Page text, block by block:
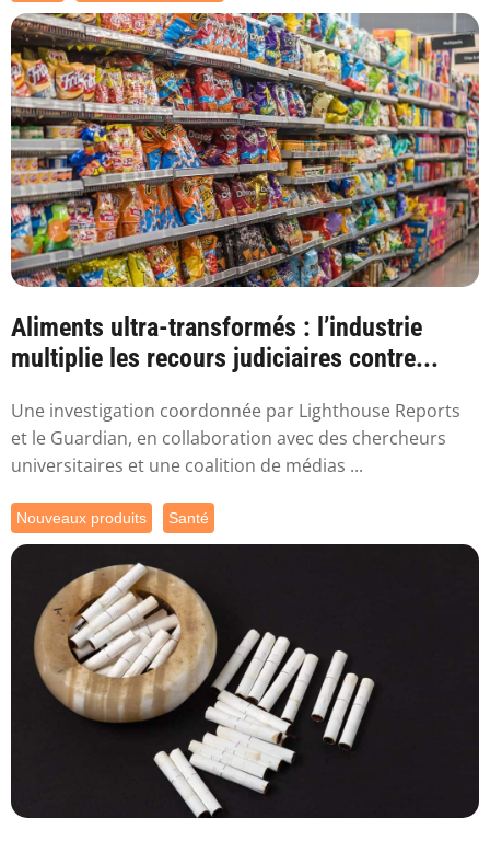
Aliments ultra-transformés : l’industrie
multiplie les recours judiciaires contre...
Une investigation coordonnée par Lighthouse Reports
et le Guardian, en collaboration avec des chercheurs
universitaires et une coalition de médias ...
Nouveaux produits Santé